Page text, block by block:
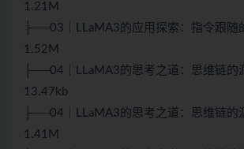
1.21M
├──03｜LLaMA3的应用探索：指令跟随
1.52M
├──04｜LLaMA3的思考之道：思维链的
13.47kb
├──04｜LLaMA3的思考之道：思维链的
1.41M